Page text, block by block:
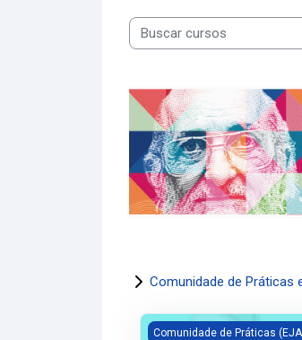
Buscar cursos
Comunidade de Práticas
EJA - Sala de
Comunidade de Práticas